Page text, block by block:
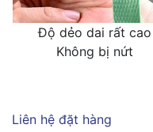
Độ dẻo dai rất cao
Không bị nứt
Liên hệ đặt hàng